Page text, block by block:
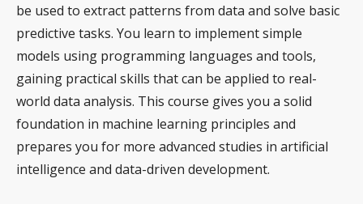
be used to extract patterns from data and solve basic
predictive tasks. You learn to implement simple
models using programming languages and tools,
gaining practical skills that can be applied to real-
world data analysis. This course gives you a solid
foundation in machine learning principles and
prepares you for more advanced studies in artificial
intelligence and data-driven development.